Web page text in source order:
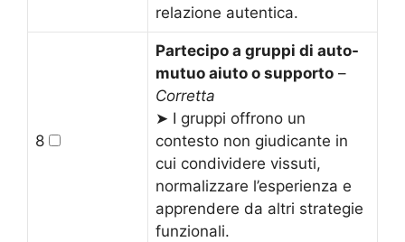
relazione autentica.
8
Partecipo a gruppi di auto-
mutuo aiuto o supporto –
Corretta
➤ I gruppi offrono un
contesto non giudicante in
cui condividere vissuti,
normalizzare l’esperienza e
apprendere da altri strategie
funzionali.